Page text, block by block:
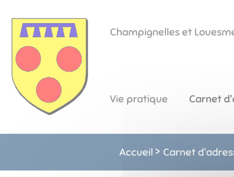
d'accès
rapide
menu
d'accès
rapide
contenu
principal
d'accès
rapide
recherche
d'accès
rapide
pied
page
Champignelles et
Vie pratique Carnet
Accueil Carnet